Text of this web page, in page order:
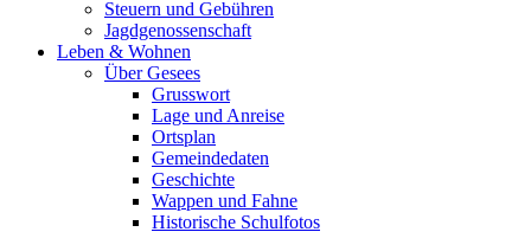
Steuern und Gebühren
Jagdgenossenschaft
Leben & Wohnen
Über Gesees
Grusswort
Lage und Anreise
Ortsplan
Gemeindedaten
Geschichte
Wappen und Fahne
Historische Schulfotos